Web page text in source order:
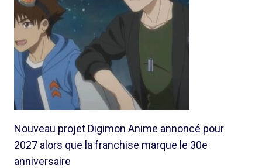
Nouveau projet Digimon Anime annoncé pour
2027 alors que la franchise marque le 30e
anniversaire